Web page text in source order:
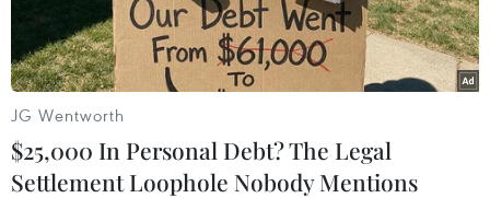
JG Wentworth
$25,000 In Personal Debt? The Legal
Settlement Loophole Nobody Mentions